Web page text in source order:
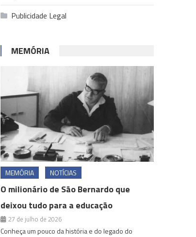
Publicidade Legal
MEMÓRIA
MEMÓRIA NOTÍCIAS
O milionário de São Bernardo que
deixou tudo para a educação
27 de julho de 2026
Conheça um pouco da história e do legado do